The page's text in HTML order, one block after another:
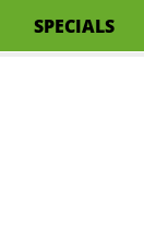
SPECIALS